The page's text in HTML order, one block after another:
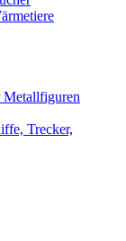
Metallfiguren
Trecker,